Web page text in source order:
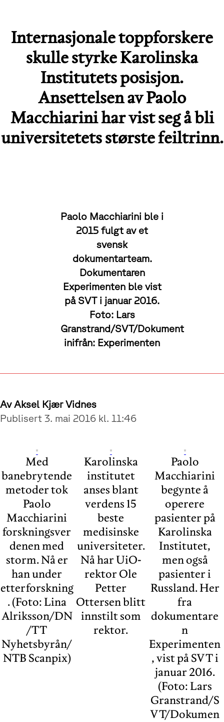
Internasjonale toppforskere
skulle styrke Karolinska
Institutets posisjon.
Ansettelsen av Paolo
Macchiarini har vist seg å bli
universitetets største feiltrinn.
Paolo Macchiarini ble i
2015 fulgt av et
svensk
dokumentarteam.
Dokumentaren
Experimenten ble vist
på SVT i januar 2016.
Foto: Lars
Granstrand/SVT/Dokument
inifrån: Experimenten
AvAksel Kjær Vidnes
Publisert 3. mai 2016 kl. 11:46
Med
banebrytende
metoder tok
Paolo
Macchiarini
forskningsver
denen med
storm. Nå er
han under
etterforskning
. (Foto: Lina
Alriksson/DN
/TT
Nyhetsbyrån/
NTB Scanpix)
Karolinska
institutet
anses blant
verdens 15
beste
medisinske
universiteter.
Nå har UiO-
rektor Ole
Petter
Ottersen blitt
innstilt som
rektor.
Paolo
Macchiarini
begynte å
operere
pasienter på
Karolinska
Institutet,
men også
pasienter i
Russland. Her
fra
dokumentare
n
Experimenten
, vist på SVT i
januar 2016.
(Foto: Lars
Granstrand/S
VT/Dokumen